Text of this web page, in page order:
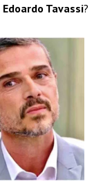
Edoardo Tavassi?